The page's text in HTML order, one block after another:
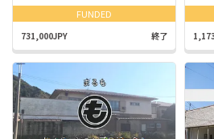
FUNDED
731,000JPY 終了